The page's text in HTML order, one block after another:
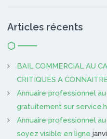
Articles récents
BAIL COMMERCIAL AU
CRITIQUES A
Annuaire professionnel au
gratuitement sur
Annuaire professionnel
soyez visible en ligne